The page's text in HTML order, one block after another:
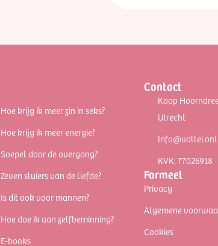
Hoe krijg ik meer zin in seks?
Hoe krijg ik meer energie?
Soepel door de overgang?
Zeven sluiers van de liefde?
Is dit ook voor mannen?
Hoe doe ik aan zelfbeminning?
E-books
Contact
Kaap
Utrecht
KVK: 77026918
Formeel
Privacy
Algemene
Cookies